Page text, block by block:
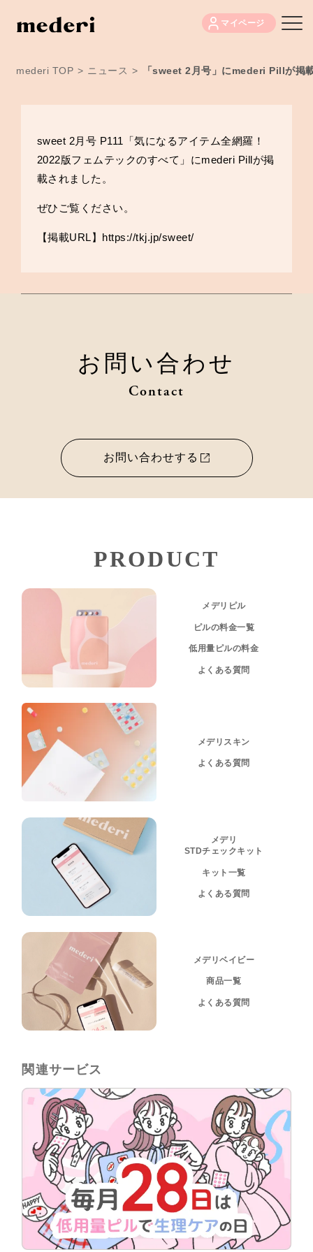
マイページ
mederi TOP > ニュース > 「sweet 2月号」にmederi Pillが掲
sweet 2月号 P111「気になるアイテム全網羅！
2022版フェムテックのすべて」にmederi Pillが掲
載されました。
ぜひご覧ください。
【掲載URL】 https://tkj.jp/sweet/
お問い合わせ
Contact
お問い合わせする
PRODUCT
メデリピル
ピルの料金一覧
低用量ピルの料金
よくある質問
メデリスキン
よくある質問
メデリ
STDチェックキット
キット一覧
よくある質問
メデリベイビー
商品一覧
よくある質問
関連サービス